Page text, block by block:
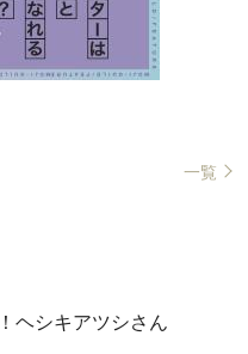
一覧
ヘシキアツシさん